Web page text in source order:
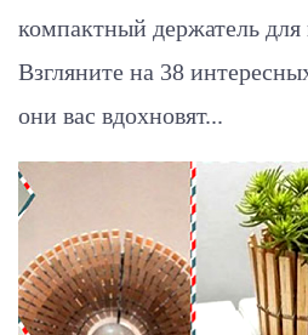
компактный держатель
Взгляните на 38
они вас вдохновят...